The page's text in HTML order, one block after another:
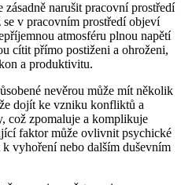
narušit pracovní prostředí
v pracovním prostředí objeví
atmosféru plnou napětí
cítit přímo postiženi a ohroženi,
a produktivitu.
nevěrou může mít několik
dojít ke vzniku konfliktů a
což zpomaluje a komplikuje
faktor může ovlivnit psychické
vyhoření nebo dalším duševním